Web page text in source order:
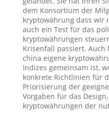
dem Konsortium der
kryptowährung dass wir
auch ein Test für das
kryptowährungen
Krisenfall passiert.
china eigene
Indizes gemeinsam ist,
konkrete Richtlinien für
Priorisierung der
Vorgaben für das
kryptowährungen der